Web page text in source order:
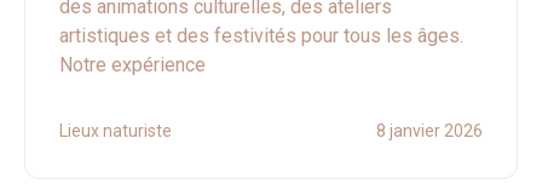
des animations culturelles, des ateliers
artistiques et des festivités pour tous les âges.
Notre expérience
Lieux naturiste 8 janvier 2026